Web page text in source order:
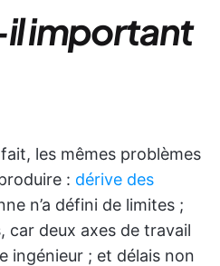
important
les mêmes problèmes
: dérive des
n’a défini de limites ;
car deux axes de travail
ingénieur ; et délais non